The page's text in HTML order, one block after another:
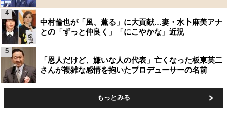
中村倫也が「風、薫る」に大貢献…妻・水卜麻美アナ
との「ずっと仲良く」「にこやかな」近況
4
「恩人だけど、嫌いな人の代表」亡くなった板東英二
さんが複雑な感情を抱いたプロデューサーの名前
5
もっとみる